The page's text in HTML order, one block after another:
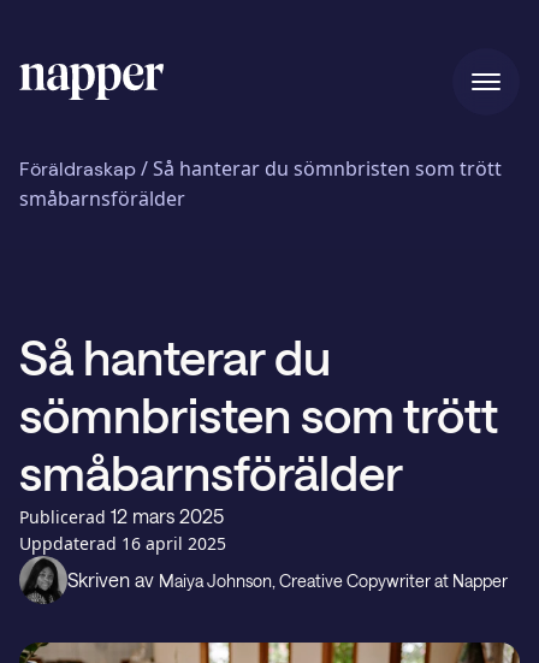
Hem
Vår story
Blogg
Presentkort
Support
Föräldraskap/Så hanterar du sömnbristen som trött
småbarnsförälder
Så hanterar du
sömnbristen som trött
småbarnsförälder
Publicerad 12 mars 2025
Uppdaterad 16 april 2025
Skriven av Maiya Johnson , Creative Copywriter at Napper